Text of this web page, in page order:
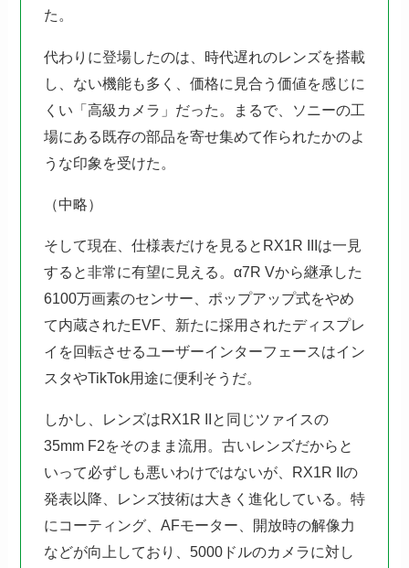
た。
代わりに登場したのは、時代遅れのレンズを搭載
し、ない機能も多く、価格に見合う価値を感じに
くい「高級カメラ」だった。まるで、ソニーの工
場にある既存の部品を寄せ集めて作られたかのよ
うな印象を受けた。
（中略）
そして現在、仕様表だけを見るとRX1R IIIは一見
すると非常に有望に見える。α7R Vから継承した
6100万画素のセンサー、ポップアップ式をやめ
て内蔵されたEVF、新たに採用されたディスプレ
イを回転させるユーザーインターフェースはイン
スタやTikTok用途に便利そうだ。
しかし、レンズはRX1R IIと同じツァイスの
35mm F2をそのまま流用。古いレンズだからと
いって必ずしも悪いわけではないが、RX1R IIの
発表以降、レンズ技術は大きく進化している。特
にコーティング、AFモーター、開放時の解像力
などが向上しており、5000ドルのカメラに対し